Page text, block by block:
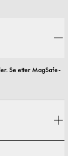
Se etter MagSafe-